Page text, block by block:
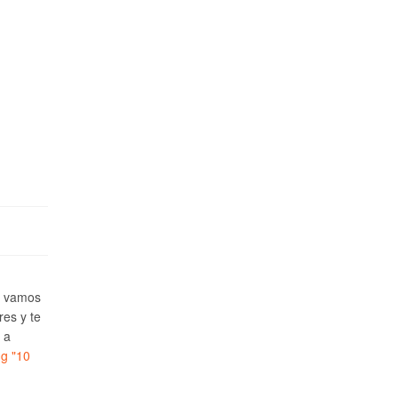
y te
a
"10